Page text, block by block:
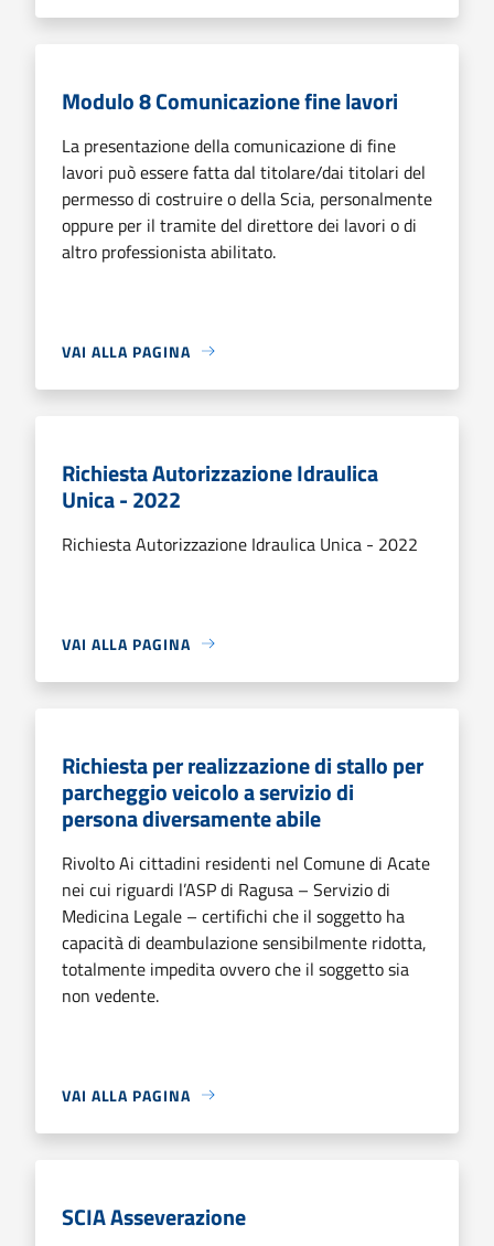
Modulo 8 Comunicazione fine lavori
La presentazione della comunicazione di fine
lavori può essere fatta dal titolare/dai titolari del
permesso di costruire o della Scia, personalmente
oppure per il tramite del direttore dei lavori o di
altro professionista abilitato.
VAI ALLA PAGINA
Richiesta Autorizzazione Idraulica
Unica - 2022
Richiesta Autorizzazione Idraulica Unica - 2022
VAI ALLA PAGINA
Richiesta per realizzazione di stallo per
parcheggio veicolo a servizio di
persona diversamente abile
Rivolto Ai cittadini residenti nel Comune di Acate
nei cui riguardi l’ASP di Ragusa – Servizio di
Medicina Legale – certifichi che il soggetto ha
capacità di deambulazione sensibilmente ridotta,
totalmente impedita ovvero che il soggetto sia
non vedente.
VAI ALLA PAGINA
SCIA Asseverazione